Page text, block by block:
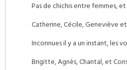
Pas de chichis entre femmes,
Catherine, Cécile, Geneviève
Inconnues il y a un instant, les
Brigitte, Agnès, Chantal, et